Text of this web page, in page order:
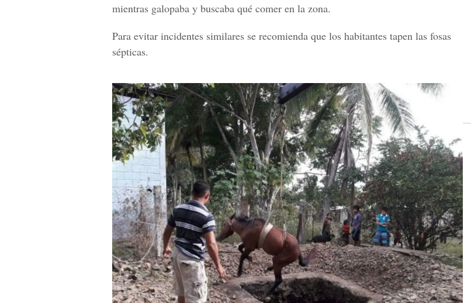
mientras galopaba y buscaba qué comer en la zona.
Para evitar incidentes similares se recomienda que los habitantes tapen las fosas
sépticas.